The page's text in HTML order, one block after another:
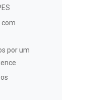
com
por um